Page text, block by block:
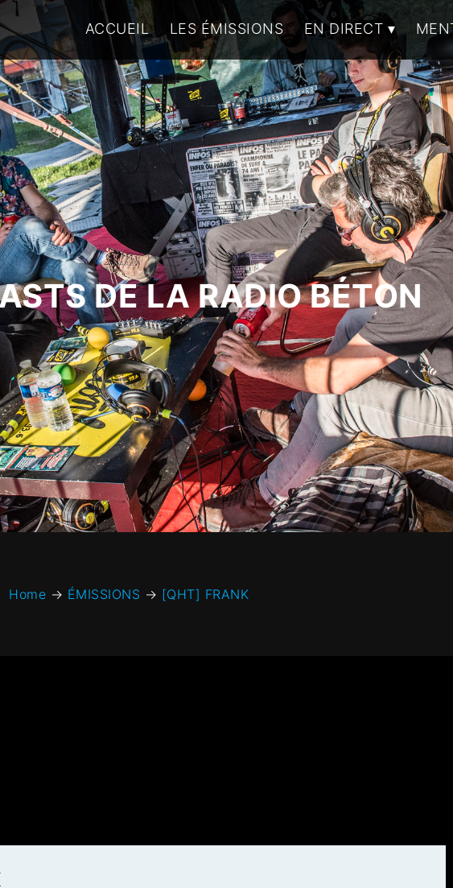
ACCUEIL LES ÉMISSIONS EN DIRECT
DE LA RADIO BÉTON
Home → ÉMISSIONS → [QHT] FRANK